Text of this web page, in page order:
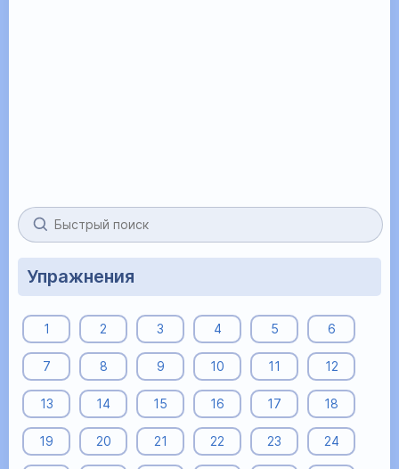
Упражнения
1 2 3 4 5 6
7 8 9 10 11 12
13 14 15 16 17 18
19 20 21 22 23 24